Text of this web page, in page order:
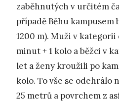
zaběhnutých v určitém
případě Běhu kampusem
1200 m). Muži v
minut + 1 kolo a běžci v
let a ženy kroužili po
kolo. To vše se odehrálo
25 metrů a povrchem z